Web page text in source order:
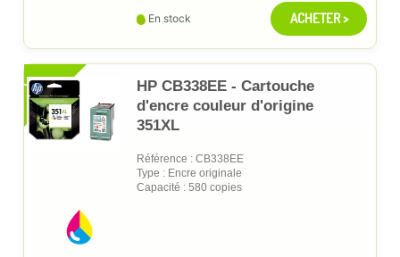
En stock ACHETER >
XL
HP CB338EE - Cartouche
d'encre couleur d'origine
351XL
Référence : CB338EE
Type : Encre originale
Capacité : 580 copies